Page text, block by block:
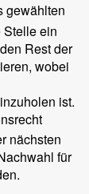
gewählten
Stelle ein
Rest der
wobei
ist.
nächsten
für